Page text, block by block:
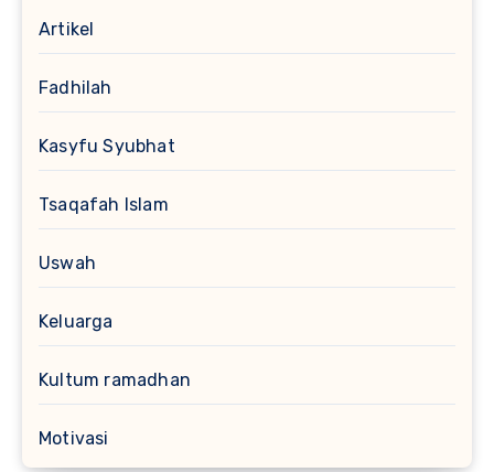
Artikel
Fadhilah
Kasyfu Syubhat
Tsaqafah Islam
Uswah
Keluarga
Kultum ramadhan
Motivasi